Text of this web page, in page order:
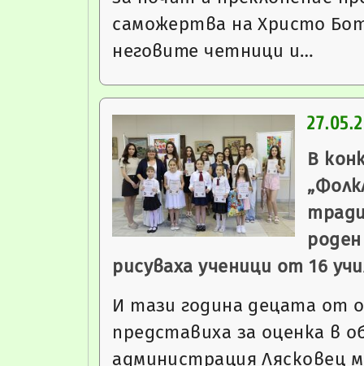
саможертва на Христо
неговите четници и…
В
рисуваха ученици от 16
И тази година децата от
представиха за оценка в
администрация Лясковец